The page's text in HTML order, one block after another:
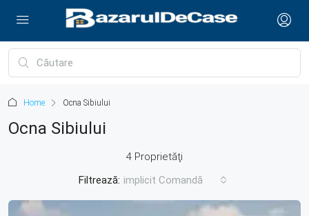
Home Ocna Sibiului
Ocna Sibiului
4 Proprietăţi
Filtrează: implicit Comandă